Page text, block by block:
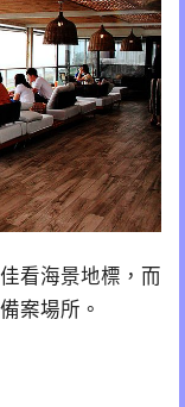
看海景地標，而
案場所。